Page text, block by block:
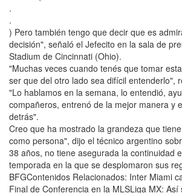
.
.
) Pero también tengo que decir que es
decisión", señaló el Jefecito en la sala de
Stadium de Cincinnati (Ohio).
"Muchas veces cuando tenés que tomar
ser que del otro lado sea difícil entenderlo",
"Lo hablamos en la semana, lo entendió,
compañeros, entrenó de la mejor manera y
detrás".
Creo que ha mostrado la grandeza que
como persona", dijo el técnico argentino
38 años, no tiene asegurada la continuidad
temporada en la que se desplomaron sus
BFGContenidos Relacionados: Inter Miami
Final de Conferencia en la MLSLiga MX: Así